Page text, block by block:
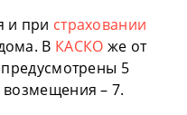
и при страховании
В КАСКО же от
5
– 7.